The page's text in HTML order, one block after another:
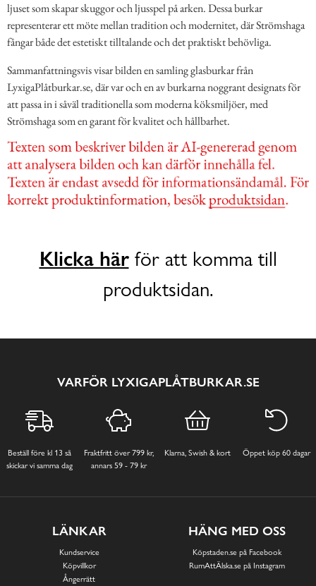
ljuset som skapar skuggor och ljusspel på arken. Dessa burkar
representerar ett möte mellan tradition och modernitet, där Strömshaga
fångar både det estetiskt tilltalande och det praktiskt behövliga.
Sammanfattningsvis visar bilden en samling glasburkar från
LyxigaPlåtburkar.se, där var och en av burkarna noggrant designats för
att passa in i såväl traditionella som moderna köksmiljöer, med
Strömshaga som en garant för kvalitet och hållbarhet.
Klicka härför att komma till
produktsidan.
VARFÖR LYXIGAPLÅTBURKAR.SE
Beställ före kl 13 så
skickar vi samma dag
Fraktfritt över 799 kr,
annars 59 - 79 kr
Klarna, Swish & kort Öppet köp 60 dagar
LÄNKAR
Kundservice
Köpvillkor
Ångerrätt
HÄNG MED OSS
Köpstaden.se på Facebook
RumAttÄlska.se på Instagram